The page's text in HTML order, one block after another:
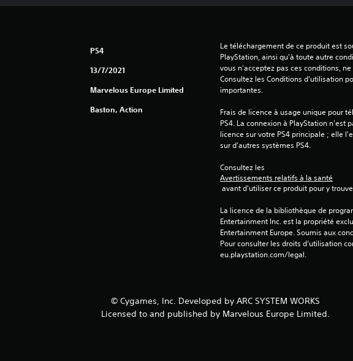
PS4
13/7/2021
Marvelous Europe Limited
Baston, Action
Le téléchargement de ce produit est
PlayStation, ainsi qu'à toute autre
vous n'acceptez pas ces conditions,
Consultez les Conditions d'utilisation
importantes.
Frais de licence à usage unique pour
PS4. La connexion à PlayStation n'est
licence sur votre PS4 principale ; elle
sur d'autres systèmes PS4.
Consultez les
Avertissements relatifs à la santé
avant d'utiliser ce produit pour y
La licence de la bibliothèque de
Entertainment Inc. est la propriété
Entertainment Europe. Soumis aux
Pour consulter les droits d’utilisation
eu.playstation.com/legal.
© Cygames, Inc. Developed by ARC SYSTEM WORKS
Licensed to and published by Marvelous Europe Limited.